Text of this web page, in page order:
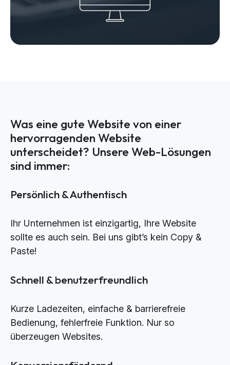
Was eine gute Website von einer
hervorragenden Website
unterscheidet? Unsere Web-Lösungen
sind immer:
Persönlich & Authentisch
Ihr Unternehmen ist einzigartig, Ihre Website
sollte es auch sein. Bei uns gibt’s kein Copy &
Paste!
Schnell & benutzerfreundlich
Kurze Ladezeiten, einfache & barrierefreie
Bedienung, fehlerfreie Funktion. Nur so
überzeugen Websites.